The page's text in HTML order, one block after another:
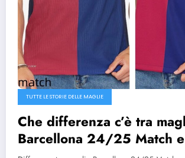
TUTTE LE STORIE DELLE MAGLIE
Che differenza c’è tra
Barcellona 24/25 Match